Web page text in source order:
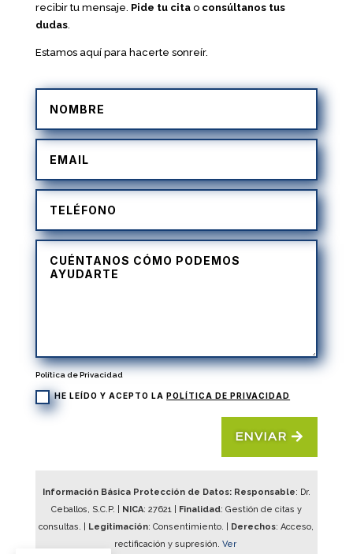
recibir tu mensaje. Pide tu citao consúltanos tus
dudas.
Estamos aquí para hacerte sonreír.
Política de Privacidad
HE LEÍDO Y ACEPTO LA POLÍTICA DE PRIVACIDAD
ENVIAR
Información Básica Protección de Datos: Responsable: Dr.
Ceballos, S.C.P. |
NICA: 27621| Finalidad: Gestión de citas y
consultas. |
Legitimación: Consentimiento. | Derechos: Acceso,
rectificación y supresión. Ver